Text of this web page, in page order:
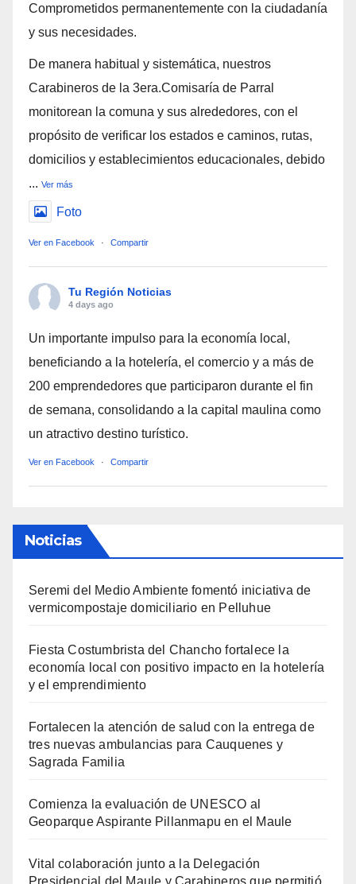
Comprometidos permanentemente con la ciudadanía
y sus necesidades.
De manera habitual y sistemática, nuestros
Carabineros de la 3era.Comisaría de Parral
monitorean la comuna y sus alrededores, con el
propósito de verificar los estados e caminos, rutas,
domicilios y establecimientos educacionales, debido
... Ver más
Foto
Ver en Facebook · Compartir
Tu Región Noticias
4 days ago
Un importante impulso para la economía local,
beneficiando a la hotelería, el comercio y a más de
200 emprendedores que participaron durante el fin
de semana, consolidando a la capital maulina como
un atractivo destino turístico.
Ver en Facebook · Compartir
Noticias
Seremi del Medio Ambiente fomentó iniciativa de
vermicompostaje domiciliario en Pelluhue
Fiesta Costumbrista del Chancho fortalece la
economía local con positivo impacto en la hotelería
y el emprendimiento
Fortalecen la atención de salud con la entrega de
tres nuevas ambulancias para Cauquenes y
Sagrada Familia
Comienza la evaluación de UNESCO al
Geoparque Aspirante Pillanmapu en el Maule
Vital colaboración junto a la Delegación